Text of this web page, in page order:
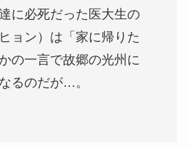
に必死だった医大生の
ョン）は「家に帰りた
の一言で故郷の光州に
るのだが…。